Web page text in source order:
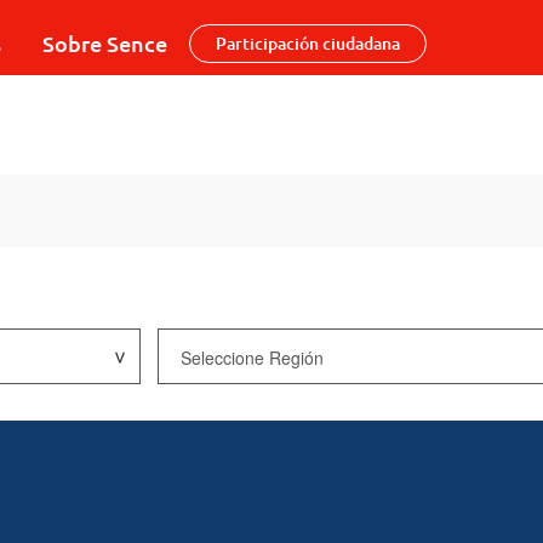
Sobre Sence Participación ciudadana